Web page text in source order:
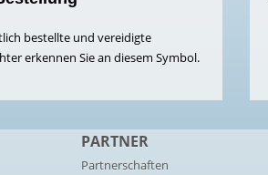
bestellte und vereidigte
erkennen Sie an diesem Symbol.
PARTNER
Partnerschaften